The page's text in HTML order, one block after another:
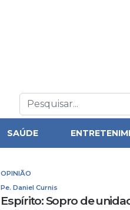
SAÚDE
OPINIÃO
Pe. Daniel Curnis
Espírito: Sopro de